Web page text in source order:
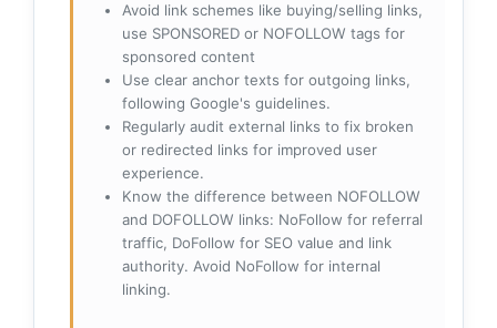
Avoid link schemes like buying/selling links,
use SPONSORED or NOFOLLOW tags for
sponsored content
Use clear anchor texts for outgoing links,
following Google's guidelines.
Regularly audit external links to fix broken
or redirected links for improved user
experience.
Know the difference between NOFOLLOW
and DOFOLLOW links: NoFollow for referral
traffic, DoFollow for SEO value and link
authority. Avoid NoFollow for internal
linking.